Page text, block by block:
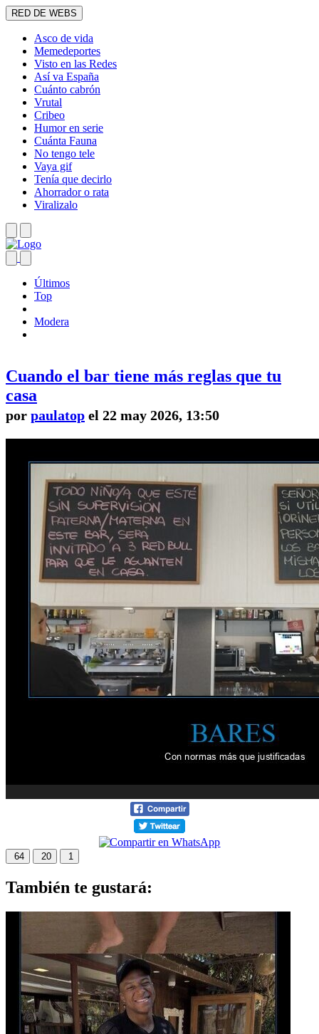
RED DE WEBS
Asco de vida
Memedeportes
Visto en las Redes
Así va España
Cuánto cabrón
Vrutal
Cribeo
Humor en serie
Cuánta Fauna
No tengo tele
Vaya gif
Tenía que decirlo
Ahorrador o rata
Viralizalo
Últimos
Top
Modera
Cuando el bar tiene más reglas que tu
casa
por paulatop el 22 may 2026, 13:50
64 20 1
También te gustará: